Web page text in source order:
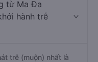
từ Ma Đa
hành trễ
trễ (muộn) nhất là